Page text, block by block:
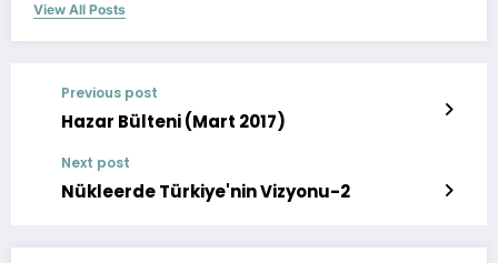
View All Posts
Previous post
Hazar Bülteni (Mart 2017)
Next post
Nükleerde Türkiye'nin Vizyonu-2